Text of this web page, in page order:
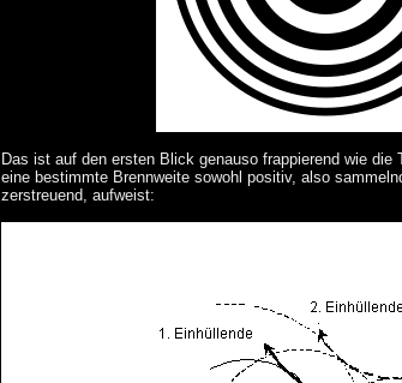
Das ist auf den ersten Blick genauso frappierend wie die
eine bestimmte Brennweite sowohl positiv, also
zerstreuend, aufweist: